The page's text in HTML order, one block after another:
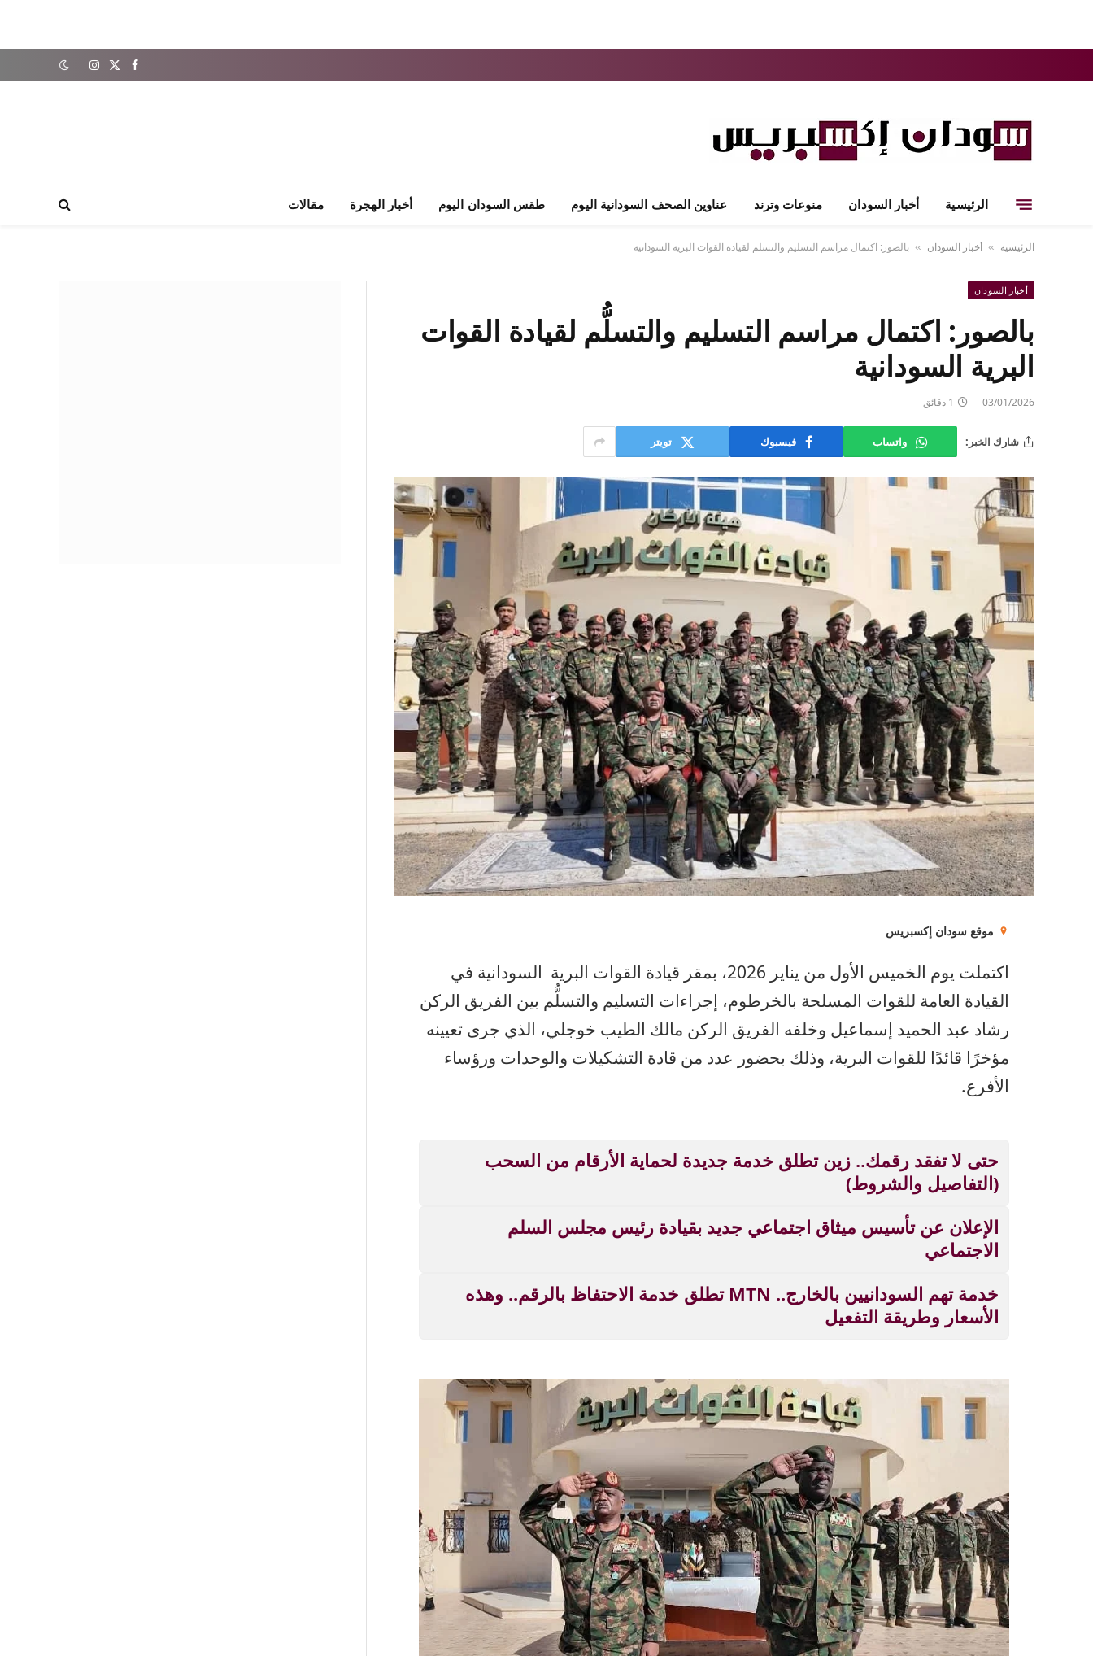
فيسبوك
X
الانستغرام
الرئيسية أخبار السودان منوعات وترند عناوين الصحف السودانية اليوم طقس السودان اليوم أخبار الهجرة مقالات
الرئيسية » أخبار السودان » بالصور: اكتمال مراسم التسليم والتسلُّم لقيادة القوات البرية السودانية
أخبار السودان
بالصور: اكتمال مراسم التسليم والتسلُّم لقيادة القوات
البرية السودانية
03/01/2026 1 دقائق
شارك الخبر: واتساب فيسبوك تويتر
موقع سودان إكسبريس
اكتملت يوم الخميس الأول من يناير 2026، بمقر قيادة القوات البرية السودانية في
القيادة العامة للقوات المسلحة بالخرطوم، إجراءات التسليم والتسلُّم بين الفريق الركن
رشاد عبد الحميد إسماعيل وخلفه الفريق الركن مالك الطيب خوجلي، الذي جرى تعيينه
مؤخرًا قائدًا للقوات البرية، وذلك بحضور عدد من قادة التشكيلات والوحدات ورؤساء
الأفرع.
حتى لا تفقد رقمك.. زين تطلق خدمة جديدة لحماية الأرقام من السحب
(التفاصيل والشروط)
الإعلان عن تأسيس ميثاق اجتماعي جديد بقيادة رئيس مجلس السلم
الاجتماعي
خدمة تهم السودانيين بالخارج.. MTN تطلق خدمة الاحتفاظ بالرقم.. وهذه
الأسعار وطريقة التفعيل